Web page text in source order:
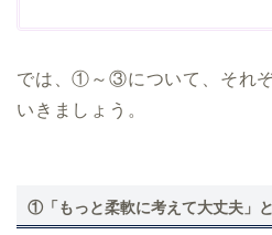
では、①～③について、それ
いきましょう。
①「もっと柔軟に考えて大丈夫」